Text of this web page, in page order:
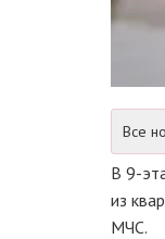
Все
В 9-
из
МЧС.